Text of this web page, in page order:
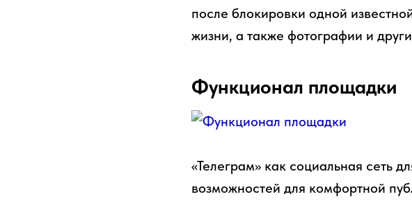
после блокировки одной
жизни, а также фотографии и
Функционал площадки
«Телеграм» как социальная сеть
возможностей для комфортной